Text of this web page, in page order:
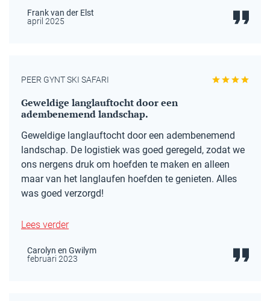
Frank van der Elst
april 2025
PEER GYNT SKI SAFARI
Geweldige langlauftocht door een
adembenemend landschap.
Geweldige langlauftocht door een adembenemend
landschap. De logistiek was goed geregeld, zodat we
ons nergens druk om hoefden te maken en alleen
maar van het langlaufen hoefden te genieten. Alles
was goed verzorgd!
Lees verder
Carolyn en Gwilym
februari 2023